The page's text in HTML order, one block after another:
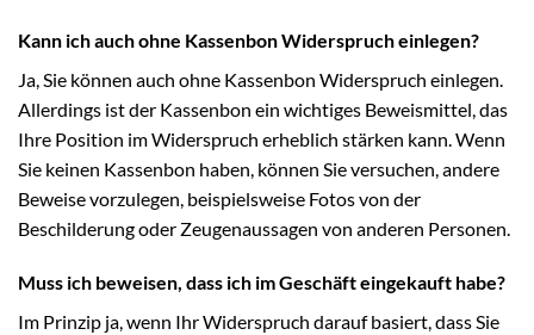
Kann ich auch ohne Kassenbon Widerspruch einlegen?
Ja, Sie können auch ohne Kassenbon Widerspruch einlegen.
Allerdings ist der Kassenbon ein wichtiges Beweismittel, das
Ihre Position im Widerspruch erheblich stärken kann. Wenn
Sie keinen Kassenbon haben, können Sie versuchen, andere
Beweise vorzulegen, beispielsweise Fotos von der
Beschilderung oder Zeugenaussagen von anderen Personen.
Muss ich beweisen, dass ich im Geschäft eingekauft habe?
Im Prinzip ja, wenn Ihr Widerspruch darauf basiert, dass Sie